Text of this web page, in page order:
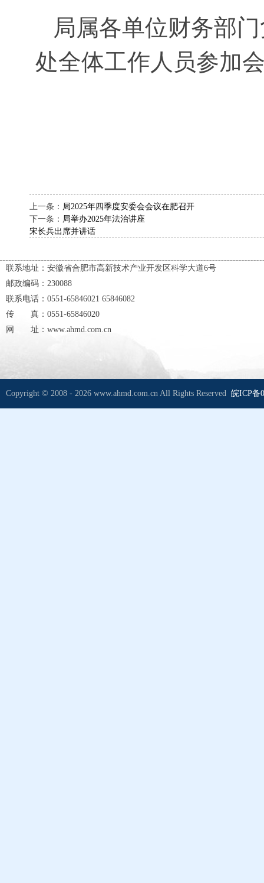
局属各单位财务部
处全体工作人员参加
上一条： 局2025年四季度安委会会议在肥召开
下一条： 局举办2025年法治讲座
宋长兵出席并讲话
联系地址：安徽省合肥市高新技术产业开发区科学大道6号
邮政编码：230088
联系电话：0551-65846021 65846082
传 真：0551-65846020
网 址：www.ahmd.com.cn
Copyright © 2008 - 2026 www.ahmd.com.cn All Rights Reserved 皖ICP备